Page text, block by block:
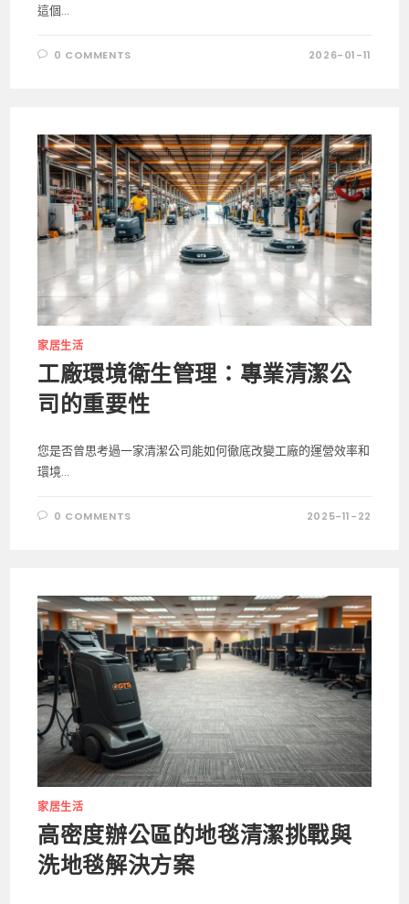
這個...
0 COMMENTS 2026-01-11
家居生活
工廠環境衛生管理：專業清潔公
司的重要性
您是否曾思考過一家清潔公司能如何徹底改變工廠的運營效率和
環境...
0 COMMENTS 2025-11-22
家居生活
高密度辦公區的地毯清潔挑戰與
洗地毯解決方案